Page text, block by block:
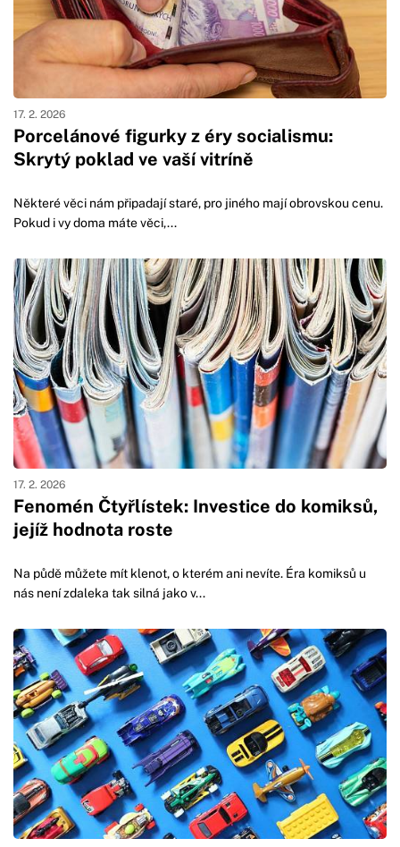
Porcelánové figurky z éry socialismu:
Skrytý poklad ve vaší vitríně
17. 2. 2026
Některé věci nám připadají staré, pro jiného mají obrovskou cenu.
Pokud i vy doma máte věci,...
Fenomén Čtyřlístek: Investice do komiksů,
jejíž hodnota roste
17. 2. 2026
Na půdě můžete mít klenot, o kterém ani nevíte. Éra komiksů u
nás není zdaleka tak silná jako v...